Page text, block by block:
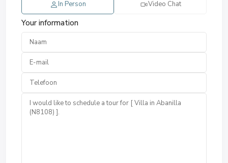
In Person Video Chat
Your information